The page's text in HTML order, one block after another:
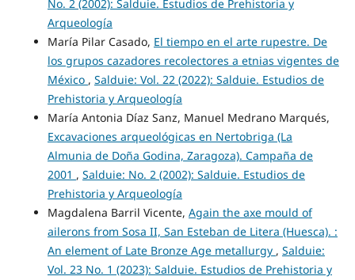
No. 2 (2002): Salduie. Estudios de Prehistoria y
Arqueología
María Pilar Casado, El tiempo en el arte rupestre. De
los grupos cazadores recolectores a etnias vigentes de
México , Salduie: Vol. 22 (2022): Salduie. Estudios de
Prehistoria y Arqueología
María Antonia Díaz Sanz, Manuel Medrano Marqués,
Excavaciones arqueológicas en Nertobriga (La
Almunia de Doña Godina, Zaragoza). Campaña de
2001 , Salduie: No. 2 (2002): Salduie. Estudios de
Prehistoria y Arqueología
Magdalena Barril Vicente, Again the axe mould of
ailerons from Sosa II, San Esteban de Litera (Huesca). :
An element of Late Bronze Age metallurgy , Salduie:
Vol. 23 No. 1 (2023): Salduie. Estudios de Prehistoria y